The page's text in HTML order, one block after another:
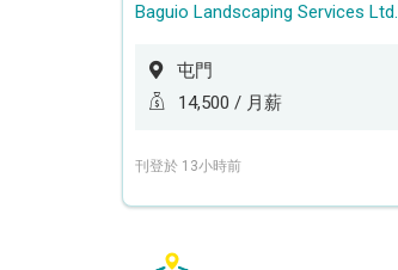
Baguio Landscaping Services Ltd.
屯門
14,500 / 月薪
刊登於 13小時前